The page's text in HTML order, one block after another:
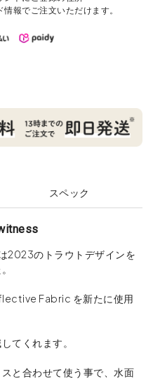
報でご注文いただけます。
スペック
2023のトラウトデザインを
Fabric を新たに使用
てくれます。
と合わせて使う事で、水面